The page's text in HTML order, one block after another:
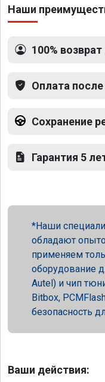
Наши
100%
Оплата
Сохранение
Гарантия 5
Наши
обладают
применяем
оборудование
Autel) и чип
Bitbox,
безопасность
Ваши действия: